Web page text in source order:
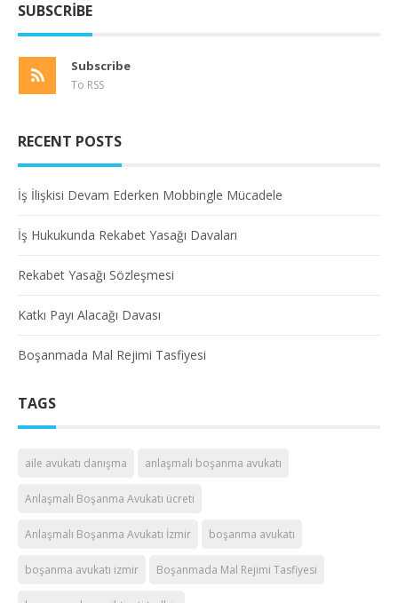
SUBSCRIBE
Subscribe
To RSS
RECENT POSTS
İş İlişkisi Devam Ederken Mobbingle Mücadele
İş Hukukunda Rekabet Yasağı Davaları
Rekabet Yasağı Sözleşmesi
Katkı Payı Alacağı Davası
Boşanmada Mal Rejimi Tasfiyesi
TAGS
aile avukatı danışma anlaşmalı boşanma avukatı
Anlaşmalı Boşanma Avukatı ücreti
Anlaşmalı Boşanma Avukatı İzmir boşanma avukatı
boşanma avukatı izmir Boşanmada Mal Rejimi Tasfiyesi